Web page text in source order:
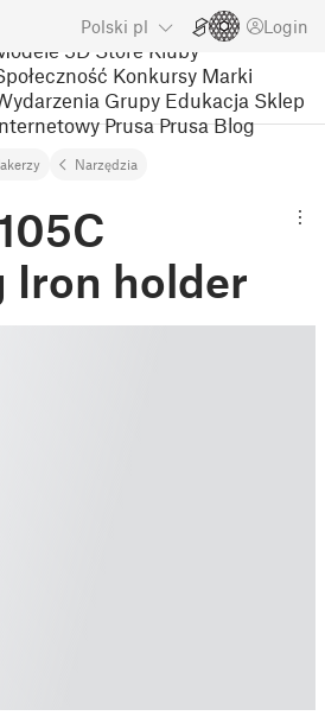
Polski pl Login
3D Store Kluby
Konkursy Marki
Grupy Edukacja Sklep
Prusa Prusa Blog
Narzędzia
Iron holder